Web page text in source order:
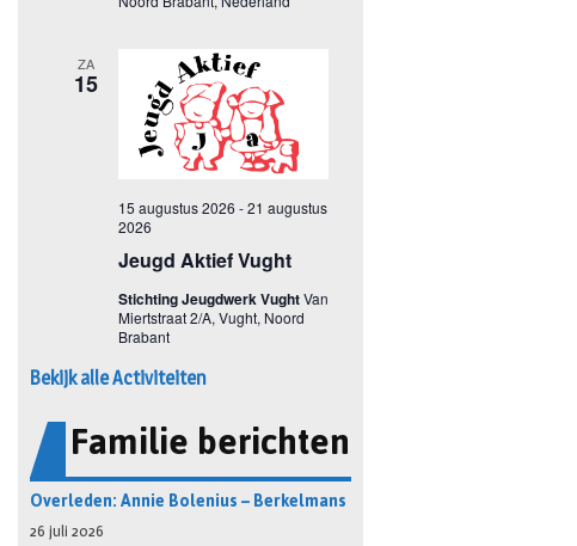
Bekijk alle Activiteiten
Familie berichten
Overleden: Annie Bolenius – Berkelmans
26 juli 2026